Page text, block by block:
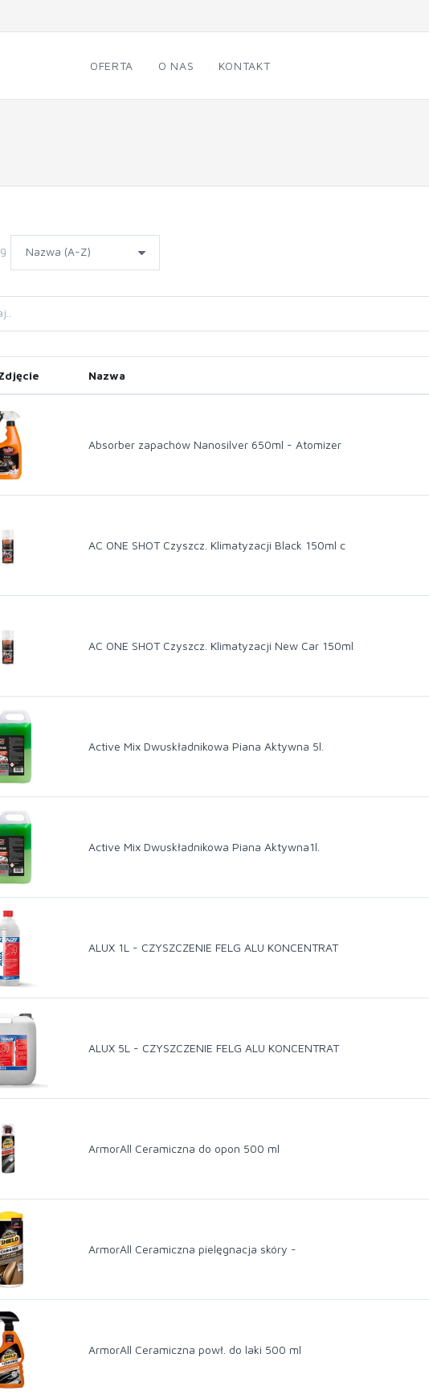
OFERTA O NAS KONTAKT
Nazwa
Absorber zapachów Nanosilver 650ml - Atomizer
AC ONE SHOT Czyszcz. Klimatyzacji Black 150ml c
AC ONE SHOT Czyszcz. Klimatyzacji New Car 150ml
Active Mix Dwuskładnikowa Piana Aktywna 5l.
Active Mix Dwuskładnikowa Piana Aktywna1l.
ALUX 1L - CZYSZCZENIE FELG ALU KONCENTRAT
ALUX 5L - CZYSZCZENIE FELG ALU KONCENTRAT
ArmorAll Ceramiczna do opon 500 ml
ArmorAll Ceramiczna pielęgnacja skóry -
ArmorAll Ceramiczna powł. do laki 500 ml